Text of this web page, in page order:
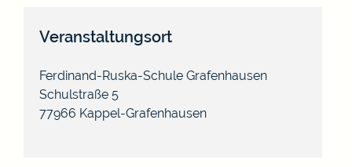
Veranstaltungsort
Ferdinand-Ruska-Schule Grafenhausen
Schulstraße 5
77966 Kappel-Grafenhausen